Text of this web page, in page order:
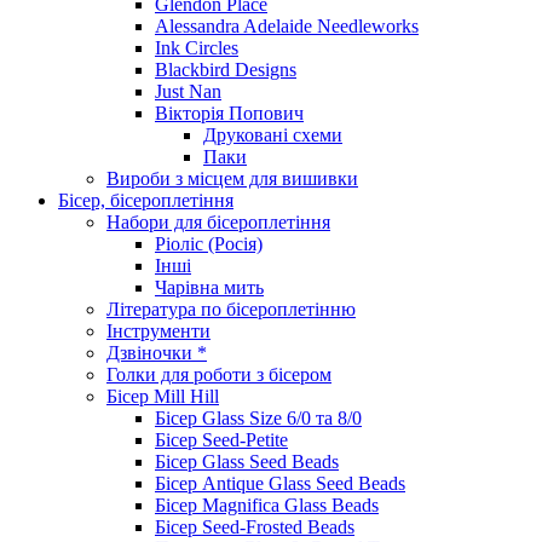
Alessandra Adelaide Needleworks
Ink Circles
Blackbird Designs
Just Nan
Вікторія Попович
Друковані схеми
Паки
Вироби з місцем для вишивки
Бісер, бісероплетіння
Набори для бісероплетіння
Ріоліс (Росія)
Інші
Чарівна мить
Література по бісероплетінню
Інструменти
Дзвіночки *
Голки для роботи з бісером
Бісер Mill Hill
Бісер Glass Size 6/0 та 8/0
Бісер Seed-Petite
Бісер Glass Seed Beads
Бісер Antique Glass Seed Beads
Бісер Magnifica Glass Beads
Бісер Seed-Frosted Beads